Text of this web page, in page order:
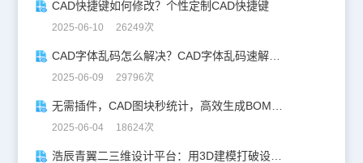
CAD快捷键如何修改？个性定制CAD快捷键
2025-06-10 26249次
CAD字体乱码怎么解决？CAD字体乱码速解指南
2025-06-09 29796次
2025-06-04 18624次
浩辰青翼二三维设计平台：用3D建模打破设计边界